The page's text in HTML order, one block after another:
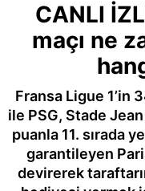
CANLI
maçı ne
Fransa Ligue 1’in
ile PSG, Stade
puanla 11. sırada
garantileyen
devirerek